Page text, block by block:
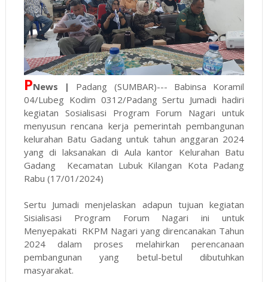
PNews |
Padang (SUMBAR)--- Babinsa Koramil
04/Lubeg Kodim 0312/Padang Sertu Jumadi hadiri
kegiatan Sosialisasi Program Forum Nagari untuk
menyusun rencana kerja pemerintah pembangunan
kelurahan Batu Gadang untuk tahun anggaran 2024
yang di laksanakan di Aula kantor Kelurahan Batu
Gadang Kecamatan Lubuk Kilangan Kota Padang
Rabu (17/01/2024)
Sertu Jumadi menjelaskan adapun tujuan kegiatan
Sisialisasi Program Forum Nagari ini untuk
Menyepakati RKPM Nagari yang direncanakan Tahun
2024 dalam proses melahirkan perencanaan
pembangunan yang betul-betul dibutuhkan
masyarakat.